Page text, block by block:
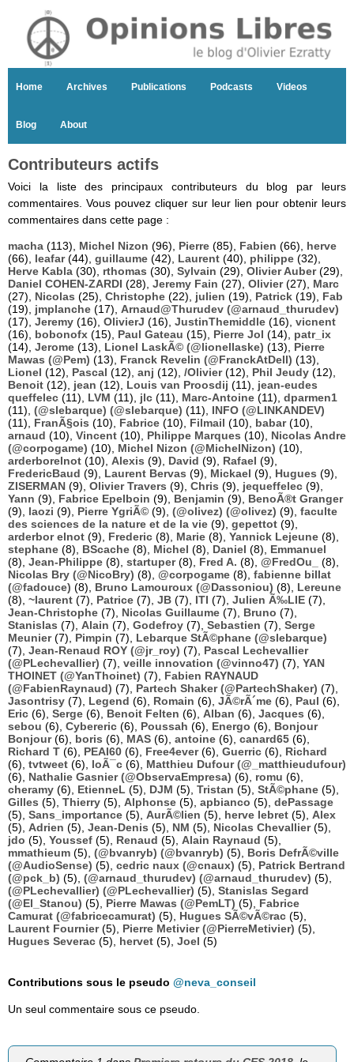
Home Archives Publications Podcasts Videos
Blog About
Contributeurs actifs
Voici la liste des principaux contributeurs du blog par leurs
commentaires. Vous pouvez cliquer sur leur lien pour obtenir leurs
commentaires dans cette page :
macha (113), Michel Nizon (96), Pierre (85), Fabien (66), herve
(66), leafar(44), guillaume (42), Laurent (40), philippe (32),
Herve Kabla (30), rthomas (30), Sylvain (29), Olivier Auber(29),
Daniel COHEN-ZARDI (28), Jeremy Fain (27), Olivier(27), Marc
(27), Nicolas (25), Christophe (22), julien (19), Patrick (19), Fab
(19), jmplanche (17), Arnaud@Thurudev (@arnaud_thurudev)
(17), Jeremy (16), OlivierJ (16), JustinThemiddle (16), vicnent
(16), bobonofx (15), Paul Gateau (15), Pierre Jol (14), patr_ix
(14), Jerome (13), Lionel LaskÃ© (@lionellaske) (13), Pierre
Mawas (@Pem) (13), Franck Revelin (@FranckAtDell) (13),
Lionel (12), Pascal (12), anj (12), /Olivier(12), Phil Jeudy (12),
Benoit (12), jean (12), Louis van Proosdij (11), jean-eudes
queffelec (11), LVM (11), jlc (11), Marc-Antoine (11), dparmen1
(11), (@slebarque) (@slebarque) (11), INFO (@LINKANDEV)
(11), FranÃ§ois (10), Fabrice (10), Filmail (10), babar(10),
arnaud (10), Vincent (10), Philippe Marques (10), Nicolas Andre
(@corpogame) (10), Michel Nizon (@MichelNizon) (10),
arderborelnot (10), Alexis (9), David (9), Rafael (9),
FredericBaud (9), Laurent Bervas (9), Mickael (9), Hugues (9),
ZISERMAN (9), Olivier Travers (9), Chris (9), jequeffelec (9),
Yann (9), Fabrice Epelboin (9), Benjamin (9), BenoÃ®t Granger
(9), laozi (9), Pierre YgriÃ© (9), (@olivez) (@olivez) (9), faculte
des sciences de la nature et de la vie (9), gepettot (9),
arderbor elnot (9), Frederic (8), Marie (8), Yannick Lejeune (8),
stephane (8), BScache (8), Michel (8), Daniel (8), Emmanuel
(8), Jean-Philippe (8), startuper(8), Fred A. (8), @FredOu_
(8),
Nicolas Bry (@NicoBry) (8), @corpogame (8), fabienne billat
(@fadouce) (8), Bruno Lamouroux (@Dassoniou) (8), Lereune
(8), ~laurent (7), Patrice (7), JB (7), ITI (7), Julien Ã‰LIE (7),
Jean-Christophe (7), Nicolas Guillaume (7), Bruno (7),
Stanislas (7), Alain (7), Godefroy (7), Sebastien (7), Serge
Meunier(7), Pimpin (7), Lebarque StÃ©phane (@slebarque)
(7), Jean-Renaud ROY (@jr_roy) (7), Pascal Lechevallier
(@PLechevallier) (7), veille innovation (@vinno47) (7), YAN
THOINET (@YanThoinet) (7), Fabien RAYNAUD
(@FabienRaynaud) (7), Partech Shaker (@PartechShaker) (7),
Jasontrisy (7), Legend (6), Romain (6), JÃ©rÃ´me (6), Paul (6),
Eric (6), Serge (6), Benoit Felten (6), Alban (6), Jacques (6),
sebou (6), Cybereric (6), Poussah (6), Energo (6), Bonjour
Bonjour(6), boris (6), MAS (6), antoine (6), canard65 (6),
Richard T (6), PEAI60 (6), Free4ever(6), Guerric (6), Richard
(6), tvtweet (6), loÃ¯c (6), Matthieu Dufour (@_matthieudufour)
(6), Nathalie Gasnier (@ObservaEmpresa) (6), romu (6),
cheramy (6), EtienneL (5), DJM (5), Tristan (5), StÃ©phane (5),
Gilles (5), Thierry (5), Alphonse (5), apbianco (5), dePassage
(5), Sans_importance (5), AurÃ©lien (5), herve lebret (5), Alex
(5), Adrien (5), Jean-Denis (5), NM (5), Nicolas Chevallier(5),
jdo (5), Youssef (5), Renaud (5), Alain Raynaud (5),
mmathieum (5), (@bvanryb) (@bvanryb) (5), Boris DefrÃ©ville
(@AudioSense) (5), cedric naux (@cnaux) (5), Patrick Bertrand
(@pck_b) (5), (@arnaud_thurudev) (@arnaud_thurudev) (5),
(@PLechevallier) (@PLechevallier) (5), Stanislas Segard
(@El_Stanou) (5), Pierre Mawas (@PemLT) (5), Fabrice
Camurat (@fabricecamurat) (5), Hugues SÃ©vÃ©rac (5),
Laurent Fournier(5), Pierre Metivier (@PierreMetivier) (5),
Hugues Severac (5), hervet (5), Joel (5)
Contributions sous le pseudo @neva_conseil
Un seul commentaire sous ce pseudo.